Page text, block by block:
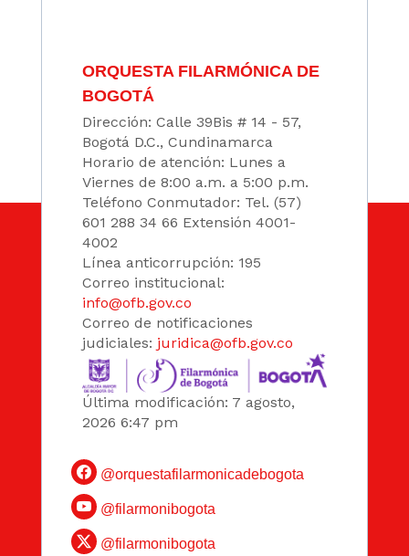
ORQUESTA FILARMÓNICA DE
BOGOTÁ
Dirección: Calle 39Bis # 14 - 57,
Bogotá D.C., Cundinamarca
Horario de atención: Lunes a
Viernes de 8:00 a.m. a 5:00 p.m.
Teléfono Conmutador: Tel. (57)
601 288 34 66 Extensión 4001-
4002
Línea anticorrupción: 195
Correo institucional:
info@ofb.gov.co
Correo de notificaciones
judiciales: juridica@ofb.gov.co
Última modificación: 7 agosto,
2026 6:47 pm
@orquestafilarmonicadebogota
@filarmonibogota
@filarmonibogota